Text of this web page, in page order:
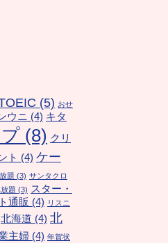
(5) おせ
ウニ (4) キタ
(8) クリ
ト (4) ケー
題 (3) サンタクロ
題 (3) スター・
通販 (4) リスニ
北海道 (4) 北
主婦 (4) 年賀状